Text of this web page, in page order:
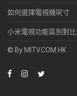
如何選擇電視機呎寸
小米電視功能區別對比
© By MITV.COM.HK